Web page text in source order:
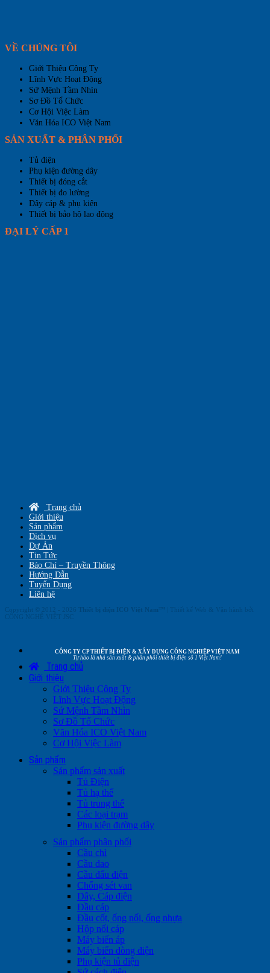
VỀ CHÚNG TÔI
Giới Thiệu Công Ty
Lĩnh Vực Hoạt Động
Sứ Mệnh Tầm Nhìn
Sơ Đồ Tổ Chức
Cơ Hội Việc Làm
Văn Hóa ICO Việt Nam
SẢN XUẤT & PHÂN PHỐI
Tủ điện
Phụ kiện đường dây
Thiết bị đóng cắt
Thiết bị đo lường
Dây cáp & phụ kiện
Thiết bị bảo hộ lao động
ĐẠI LÝ CẤP 1
Trang chủ
Giới thiệu
Sản phẩm
Dịch vụ
Dự Án
Tin Tức
Báo Chí – Truyền Thông
Hướng Dẫn
Tuyển Dụng
Liên hệ
Copyright © 2012 - 2026 Thiết bị điện ICO Việt Nam™ | Thiết kế Web & Vận hành bởi
CÔNG NGHỆ VIỆT JSC
CÔNG TY CP THIẾT BỊ ĐIỆN & XÂY DỰNG CÔNG NGHIỆP VIỆT NAM
Tự hào là nhà sản xuất & phân phối thiết bị điện số 1 Việt Nam!
Trang chủ
Giới thiệu
Giới Thiệu Công Ty
Lĩnh Vực Hoạt Động
Sứ Mệnh Tầm Nhìn
Sơ Đồ Tổ Chức
Văn Hóa ICO Việt Nam
Cơ Hội Việc Làm
Sản phẩm
Sản phẩm sản xuất
Tủ Điện
Tủ hạ thế
Tủ trung thế
Các loại trạm
Phụ kiện đường dây
Sản phẩm phân phối
Cầu chì
Cầu dao
Cầu đấu điện
Chống sét van
Dây, Cáp điện
Đầu cáp
Đầu cốt, ống nối, ống nhựa
Hộp nối cáp
Máy biến áp
Máy biến dòng điện
Phụ kiện tủ điện